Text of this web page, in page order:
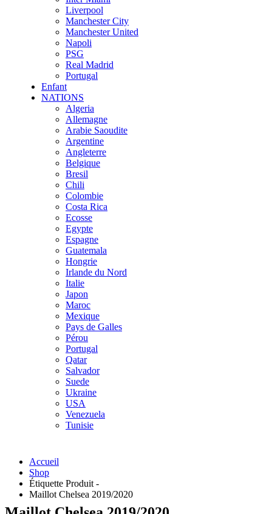
Liverpool
Manchester City
Manchester United
Napoli
PSG
Real Madrid
Portugal
Enfant
NATIONS
Algeria
Allemagne
Arabie Saoudite
Argentine
Angleterre
Belgique
Bresil
Chili
Colombie
Costa Rica
Ecosse
Egypte
Espagne
Guatemala
Hongrie
Irlande du Nord
Italie
Japon
Maroc
Mexique
Pays de Galles
Pérou
Portugal
Qatar
Salvador
Suede
Ukraine
USA
Venezuela
Tunisie
Accueil
Shop
Étiquette Produit -
Maillot Chelsea 2019/2020